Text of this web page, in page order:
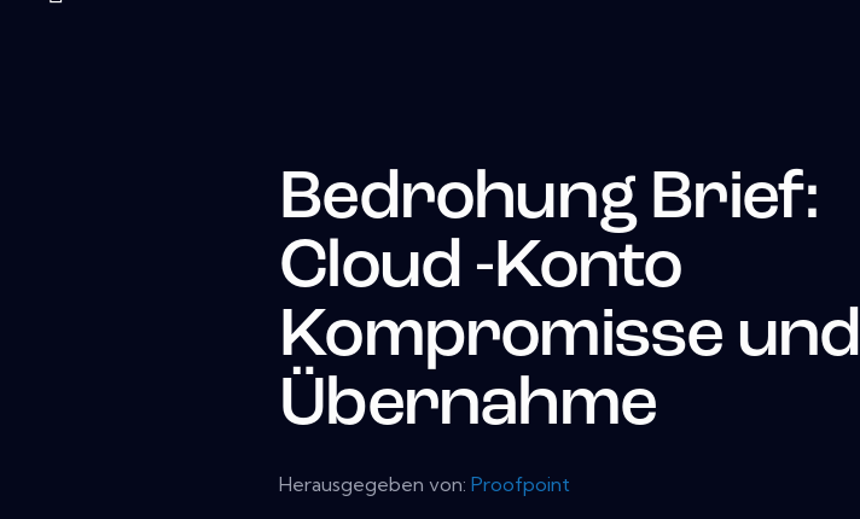
Bedrohung Brief:
Cloud -Konto
Kompromisse und
Übernahme
Herausgegeben von:Proofpoint